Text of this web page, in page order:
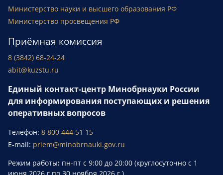
Министерство науки и высшего образования РФ
Министерство просвещения РФ
Приёмная комиссия
8 (3842) 68-24-24
abit@kuzstu.ru
Единый контакт-центр Минобрнауки России
для информирования поступающих и решения
оперативных вопросов
Телефон: 8 800 444 51 15
E-mail: priem@minobrnauki.gov.ru
Режим работы: пн-пт с 9:00 до 20:00 (круглосуточно с 1